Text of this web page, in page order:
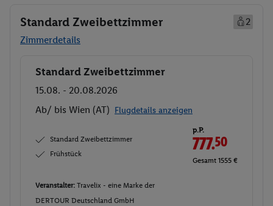
Standard Zweibettzimmer
2
Zimmerdetails
Buchen
Standard Zweibettzimmer
15.08. - 20.08.2026
Ab/ bis Wien (AT) Flugdetails anzeigen
Standard Zweibettzimmer
Frühstück
p.P.
777.50
Gesamt 1555 €
Veranstalter: Travelix - eine Marke der
DERTOUR Deutschland GmbH